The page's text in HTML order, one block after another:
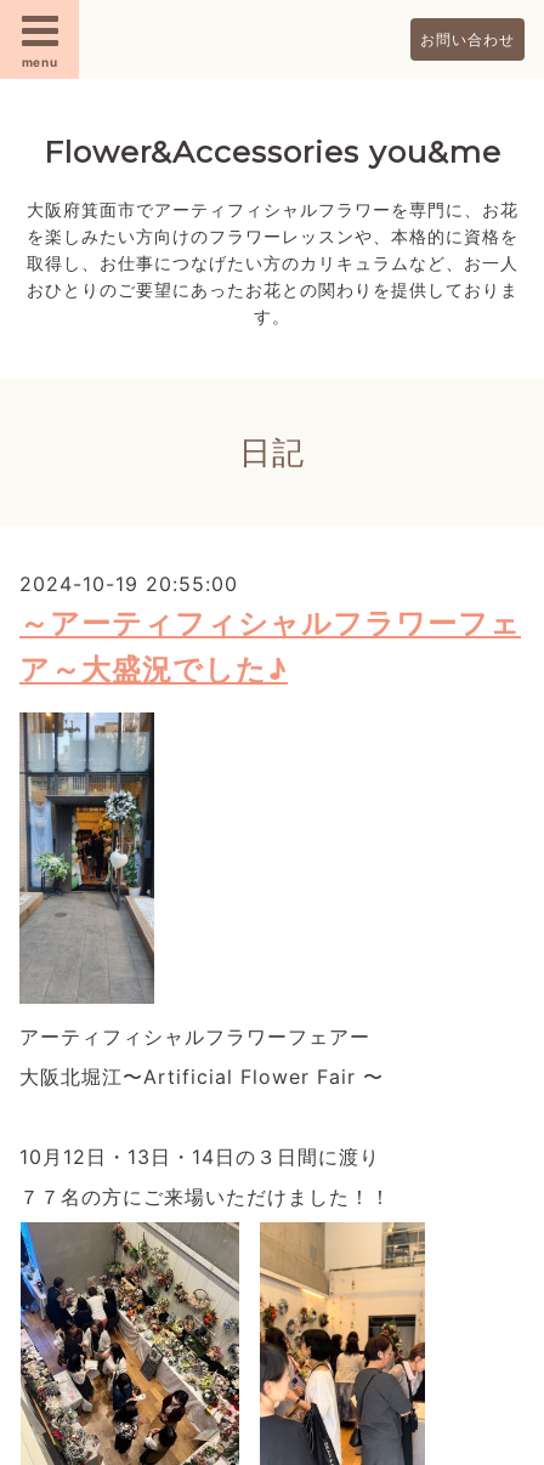
menu
お問い合わせ
Flower&Accessories you&me
大阪府箕面市でアーティフィシャルフラワーを専門に、お花
を楽しみたい方向けのフラワーレッスンや、本格的に資格を
取得し、お仕事につなげたい方のカリキュラムなど、お一人
おひとりのご要望にあったお花との関わりを提供しておりま
す。
日記
2024-10-19 20:55:00
～アーティフィシャルフラワーフェ
ア～大盛況でした♪
アーティフィシャルフラワーフェアー
大阪北堀江〜Artificial Flower Fair 〜
10月12日・13日・14日の３日間に渡り
７７名の方にご来場いただけました！！